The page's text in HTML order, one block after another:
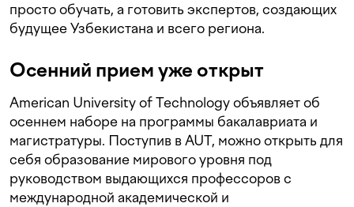
просто обучать, а готовить экспертов, создающих
будущее Узбекистана и всего региона.
Осенний прием уже открыт
American University of Technology объявляет об
осеннем наборе на программы бакалавриата и
магистратуры. Поступив в AUT, можно открыть для
себя образование мирового уровня под
руководством выдающихся профессоров с
международной академической и